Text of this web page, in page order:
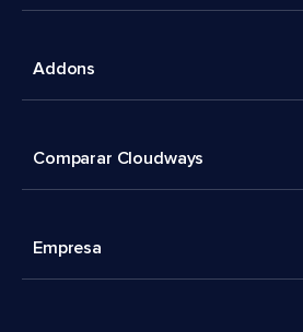
Addons
Comparar Cloudways
Empresa